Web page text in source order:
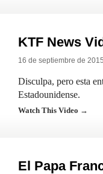
KTF News
16 de septiembre de
Disculpa, pero esta
Estadounidense.
Watch This Video →
El Papa